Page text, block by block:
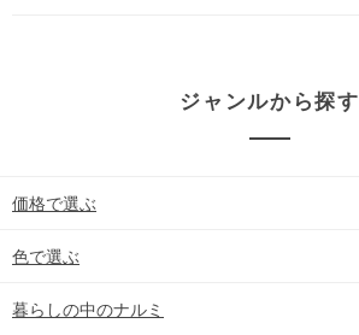
ジャンルから探す
価格で選ぶ
色で選ぶ
暮らしの中のナルミ